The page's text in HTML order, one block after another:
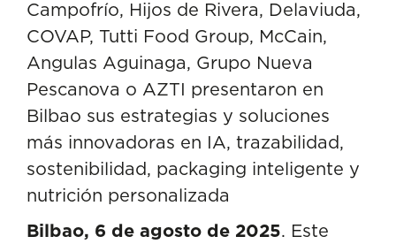
fermentación de precisión
8. Nutrición personalizada
para una salud proactiva
9. Packaging: innovación
que informa, conserva y
conecta
10. Logística inteligente y
resiliente
Campofrío, Hijos de Rivera, Delaviuda,
COVAP, Tutti Food Group, McCain,
Angulas Aguinaga, Grupo Nueva
Pescanova o AZTI presentaron en
Bilbao sus estrategias y soluciones
más innovadoras en IA, trazabilidad,
sostenibilidad, packaging inteligente y
nutrición personalizada
Bilbao, 6 de agosto de 2025. Este